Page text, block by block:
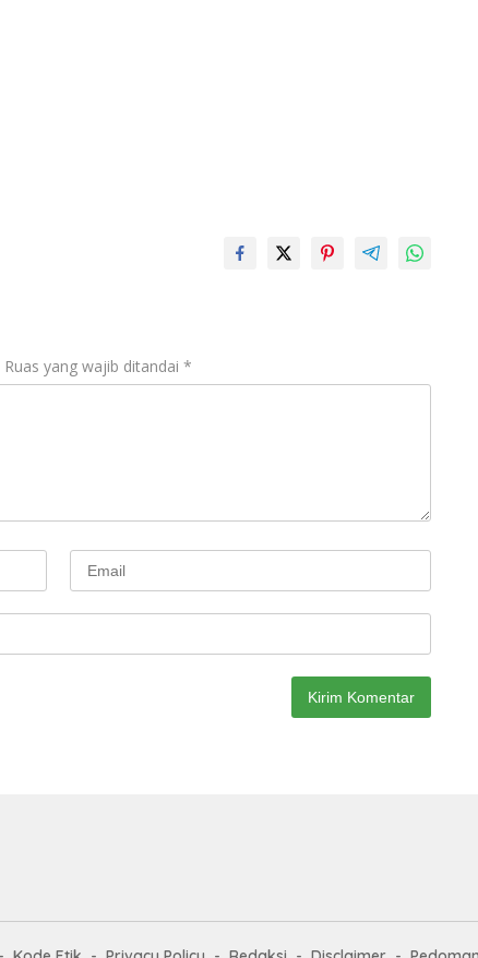
Ruas yang wajib ditandai *